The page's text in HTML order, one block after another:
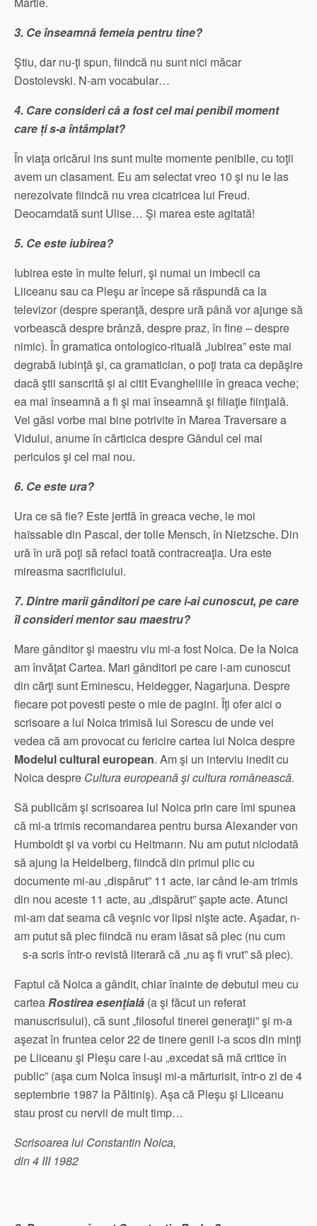
3. Ce înseamnă femeia pentru tine?
Ştiu, dar nu-ţi spun, fiindcă nu sunt nici măcar
Dostoievski. N-am vocabular…
4. Care consideri că a fost cel mai penibil moment
care ți s-a întâmplat?
În viaţa oricărui ins sunt multe momente penibile, cu toţii
avem un clasament. Eu am selectat vreo 10 şi nu le las
nerezolvate fiindcă nu vrea cicatricea lui Freud.
Deocamdată sunt Ulise… Şi marea este agitată!
5. Ce este iubirea?
Iubirea este în multe feluri, şi numai un imbecil ca
Liiceanu sau ca Pleşu ar începe să răspundă ca la
televizor (despre speranţă, despre ură până vor ajunge să
vorbească despre brânză, despre praz, în fine – despre
nimic). În gramatica ontologico-rituală „iubirea” este mai
degrabă iubinţă şi, ca gramatician, o poţi trata ca depăşire
dacă ştii sanscrită şi ai citit Evangheliile în greaca veche;
ea mai înseamnă a fi şi mai înseamnă şi filiaţie fiinţială.
Vei găsi vorbe mai bine potrivite în Marea Traversare a
Vidului, anume în cărticica despre Gândul cel mai
periculos şi cel mai nou.
6. Ce este ura?
Ura ce să fie? Este jertfă în greaca veche, le moi
haïssable din Pascal, der tolle Mensch, în Nietzsche. Din
ură în ură poţi să refaci toată contracreaţia. Ura este
mireasma sacrificiului.
7. Dintre marii gânditori pe care i-ai cunoscut, pe care
îl consideri mentor sau maestru?
Mare gânditor şi maestru viu mi-a fost Noica. De la Noica
am învăţat Cartea. Mari gânditori pe care i-am cunoscut
din cărţi sunt Eminescu, Heidegger, Nagarjuna. Despre
fiecare pot povesti peste o mie de pagini. Îţi ofer aici o
scrisoare a lui Noica trimisă lui Sorescu de unde vei
vedea că am provocat cu fericire cartea lui Noica despre
Modelul cultural european. Am şi un interviu inedit cu
Noica despre Cultura europeană şi cultura românească.
Să publicăm şi scrisoarea lui Noica prin care îmi spunea
că mi-a trimis recomandarea pentru bursa Alexander von
Humboldt şi va vorbi cu Heitmann. Nu am putut niciodată
să ajung la Heidelberg, fiindcă din primul plic cu
documente mi-au „dispărut” 11 acte, iar când le-am trimis
din nou aceste 11 acte, au „dispărut” şapte acte. Atunci
mi-am dat seama că veşnic vor lipsi nişte acte. Aşadar, n-
am putut să plec fiindcă nu eram lăsat să plec (nu cum
s-a scris într-o revistă literară că „nu aş fi vrut” să plec).
Faptul că Noica a gândit, chiar înainte de debutul meu cu
carteaRostirea esenţială (a şi făcut un referat
manuscrisului), că sunt „filosoful tinerei generaţii” şi m-a
aşezat în fruntea celor 22 de tinere genii i-a scos din minţi
pe Liiceanu şi Pleşu care l-au „excedat să mă critice în
public” (aşa cum Noica însuşi mi-a mărturisit, într-o zi de 4
septembrie 1987 la Păltiniş). Aşa că Pleşu şi Liiceanu
stau prost cu nervii de mult timp…
Scrisoarea lui Constantin Noica,
din 4 III 1982